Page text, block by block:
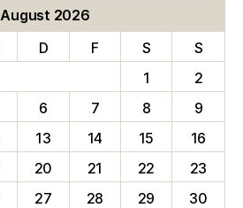
August 2026
D F S
S
1
2
6 7 8
9
13 14 15
16
20 21 22
23
27 28 29
30